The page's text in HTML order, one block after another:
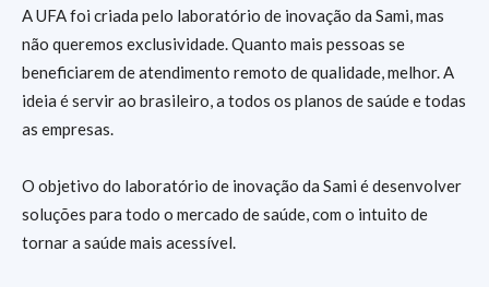
A UFA foi criada pelo laboratório de inovação da Sami, mas
não queremos exclusividade. Quanto mais pessoas se
beneficiarem de atendimento remoto de qualidade, melhor. A
ideia é servir ao brasileiro, a todos os planos de saúde e todas
as empresas.
O objetivo do laboratório de inovação da Sami é desenvolver
soluções para todo o mercado de saúde, com o intuito de
tornar a saúde mais acessível.